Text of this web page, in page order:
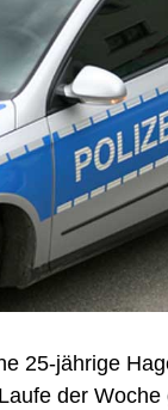
25-jährige
der